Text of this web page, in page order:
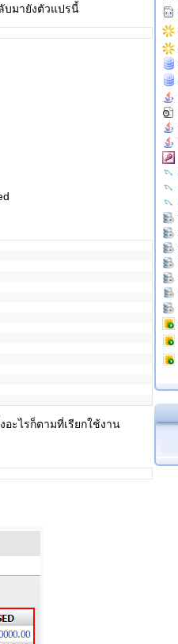
บมายังตัวแปรนี้
ะไรก็ตามที่เรียกใช้งาน